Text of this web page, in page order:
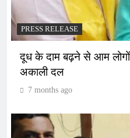
PRESS RELEASE
दूध के दाम बढ़ने से आम
अकाली दल
7 months ago